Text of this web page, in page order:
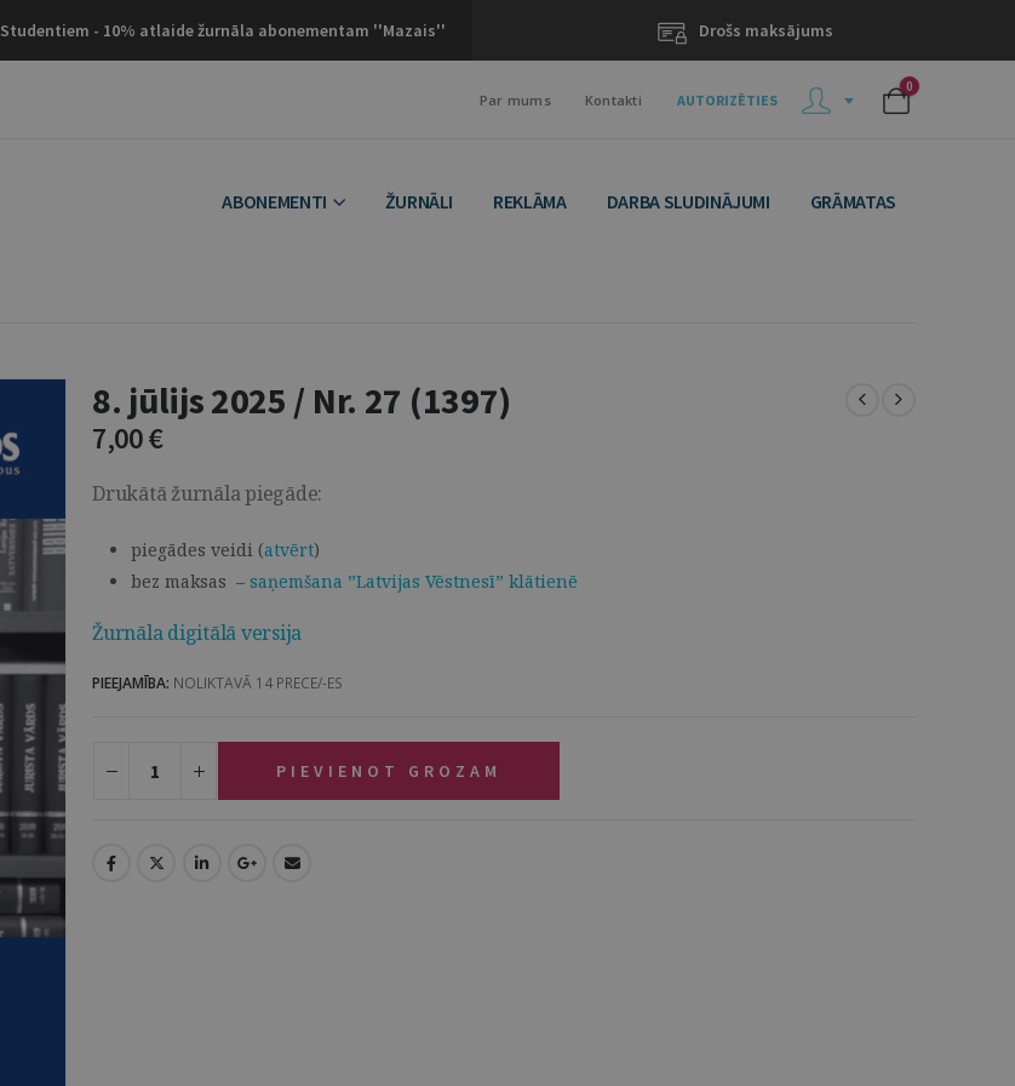
Studentiem - 10% atlaide žurnāla abonementam ''Mazais'' Drošs maksājums
Par mums Kontakti AUTORIZĒTIES
0
ABONEMENTI ŽURNĀLI REKLĀMA DARBA SLUDINĀJUMI GRĀMATAS
8. jūlijs 2025 / Nr. 27 (1397)
7,00€
Drukātā žurnāla piegāde:
piegādes veidi (atvērt)
bez maksas – saņemšana ”Latvijas Vēstnesī” klātienē
Žurnāla digitālā versija
PIEEJAMĪBA: NOLIKTAVĀ 14 PRECE/-ES
PIEVIENOT GROZAM